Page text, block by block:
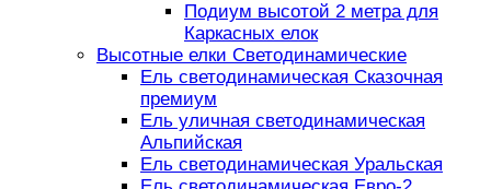
Подиум высотой 2 метра для
Каркасных елок
Высотные елки Светодинамические
Ель светодинамическая Сказочная
премиум
Ель уличная светодинамическая
Альпийская
Ель светодинамическая Уральская